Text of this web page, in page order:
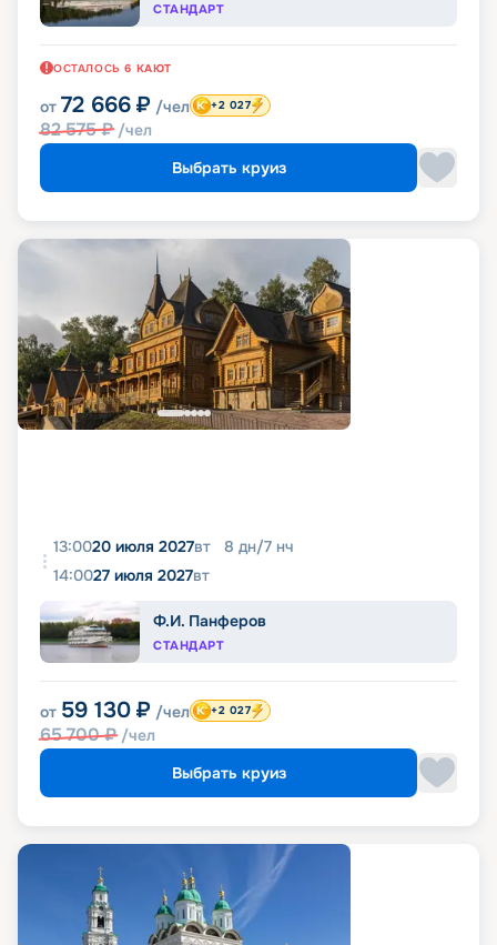
СТАНДАРТ
ОСТАЛОСЬ 6 КАЮТ
от 72 666 ₽ /чел
82 575₽ /чел
+2 027
Выбрать круиз
13:0020 июля 2027вт 8 дн/7 нч
14:0027 июля 2027вт
Ф.И. Панферов
СТАНДАРТ
от 59 130 ₽ /чел
65 700₽ /чел
+2 027
Выбрать круиз